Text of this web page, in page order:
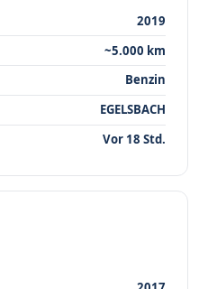
2019
~5.000 km
Benzin
EGELSBACH
Vor 18 Std.